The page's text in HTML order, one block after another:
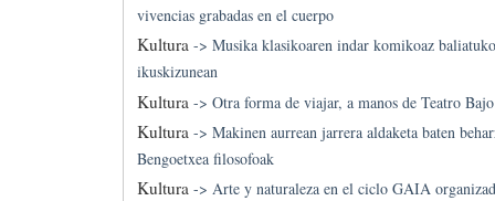
vivencias grabadas en el cuerpo
Kultura-> Musika klasikoaren indar komikoaz
ikuskizunean
Kultura -> Otra forma de viajar, a manos de Teatro
Kultura-> Makinen aurrean jarrera aldaketa baten
Bengoetxea filosofoak
Kultura-> Arte y naturaleza en el ciclo GAIA